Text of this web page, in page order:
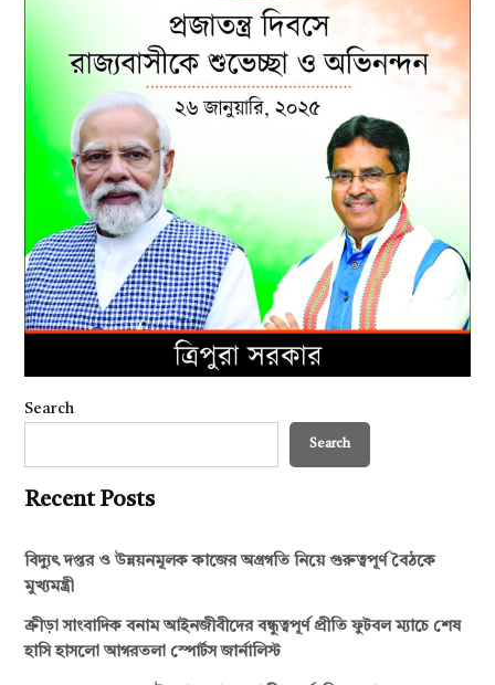
Search
Search
Recent Posts
বিদ্যুৎ দপ্তর ও উন্নয়নমূলক কাজের অগ্রগতি নিয়ে গুরুত্বপূর্ণ বৈঠকে
মুখ্যমন্ত্রী
ক্রীড়া সাংবাদিক বনাম আইনজীবীদের বন্ধুত্বপূর্ণ প্রীতি ফুটবল ম্যাচে শেষ
হাসি হাসলো আগরতলা স্পোর্টস জার্নালিস্ট